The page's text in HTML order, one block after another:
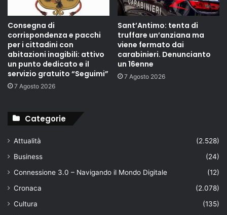
Consegna di
corrispondenza e pacchi
per i cittadini con
abitazioni inagibili: attivo
un punto dedicato e il
servizio gratuito “Seguimi”
7 Agosto 2026
Sant’Antimo: tenta di
truffare un’anziana ma
viene fermato dai
carabinieri. Denuncianto
un 16enne
7 Agosto 2026
Categorie
Attualità
(2.528)
Business
(24)
Connessione 3.0 – Navigando il Mondo Digitale
(12)
Cronaca
(2.078)
Cultura
(135)